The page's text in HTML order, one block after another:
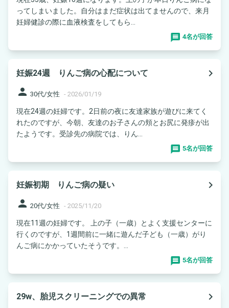
ってしまいました。自分はまだ症状は出てませんので、来月
妊婦健診の際に血液検査をしてもら...
4名が回答
妊娠24週 りんご病の心配について
navigate_next
person 30代/女性 - 2026/01/19
現在24週の妊婦です。2日前の夜に友達家族が遊びに来てく
れたのですが、今朝、友達のお子さんの頬とお尻に発疹が出
たようです。受診先の病院では、りん...
5名が回答
妊娠初期 りんご病の疑い
navigate_next
person 20代/女性 - 2025/11/20
現在11週の妊婦です。 上の子（一歳）とよく支援センターに
行くのですが、1週間前に一緒に遊んだ子ども（一歳）がり
んご病にかかっていたそうです。...
5名が回答
29w、胎児スクリーニングでの異常
navigate_next